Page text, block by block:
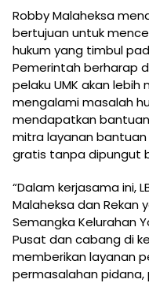
Robby Malaheksa
bertujuan untuk
hukum yang timbul
Pemerintah berharap
pelaku UMK akan
mengalami masalah
mendapatkan
mitra layanan bantuan
gratis tanpa dipungut
“Dalam kerjasama ini,
Malaheksa dan Rekan
Semangka Kelurahan
Pusat dan cabang di
memberikan layanan
permasalahan